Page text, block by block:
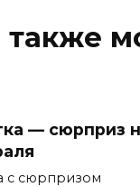
— сюрприз
с сюрпризом